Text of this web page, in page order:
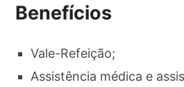
Benefícios
Vale-Refeição;
Assistência médica e